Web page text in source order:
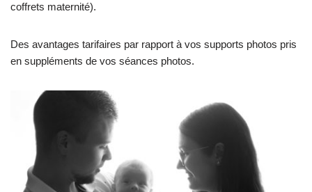
coffrets maternité).
Des avantages tarifaires par rapport à vos supports photos pris
en suppléments de vos séances photos.